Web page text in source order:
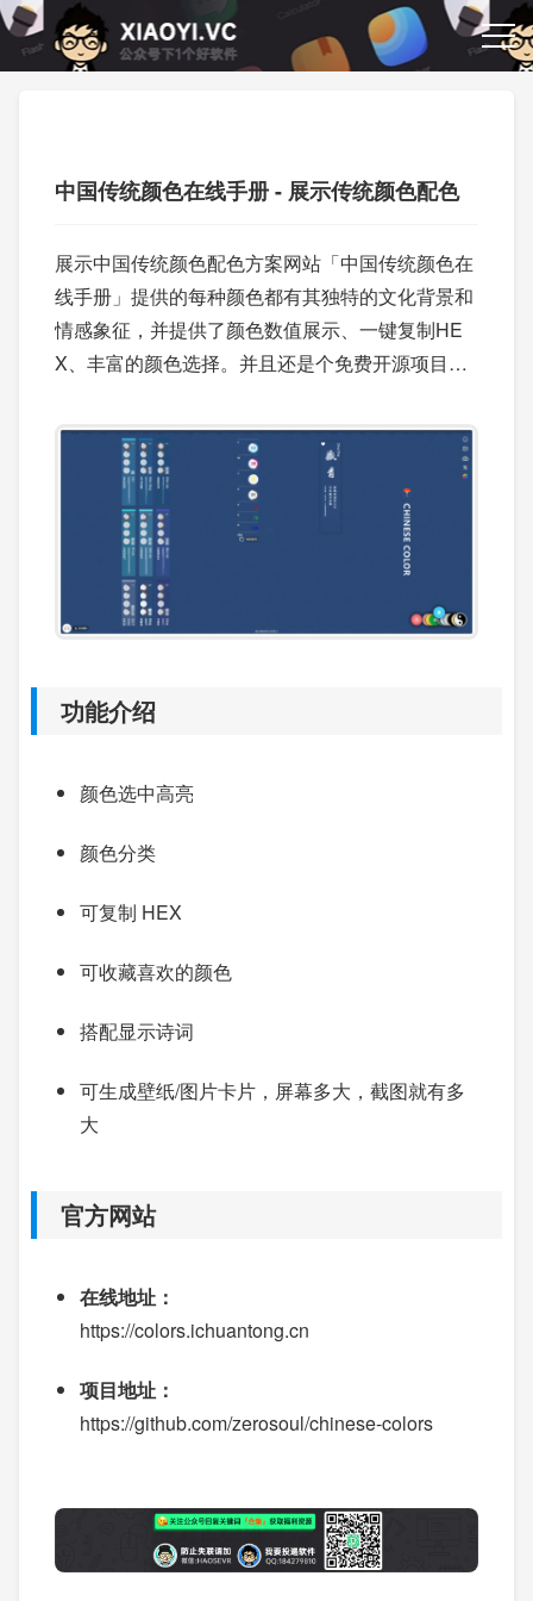
中国传统颜色在线手册 - 展示传统颜色配色
展示中国传统颜色配色方案网站「中国传统颜色在
线手册」提供的每种颜色都有其独特的文化背景和
情感象征，并提供了颜色数值展示、一键复制HE
X、丰富的颜色选择。并且还是个免费开源项目，
功能介绍
颜色选中高亮
颜色分类
可复制 HEX
可收藏喜欢的颜色
搭配显示诗词
可生成壁纸/图片卡片，屏幕多大，截图就有多
大
官方网站
在线地址：
https://colors.ichuantong.cn
项目地址：
https://github.com/zerosoul/chinese-colors